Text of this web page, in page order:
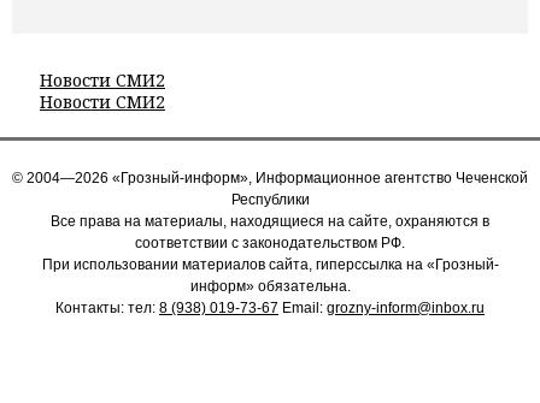
Новости СМИ2
Новости СМИ2
© 2004—2026 «Грозный-информ», Информационное агентство Чеченской
Республики
Все права на материалы, находящиеся на сайте, охраняются в
соответствии с законодательством РФ.
При использовании материалов сайта, гиперссылка на «Грозный-
информ» обязательна.
Контакты: тел: 8 (938) 019-73-67 Email: grozny-inform@inbox.ru